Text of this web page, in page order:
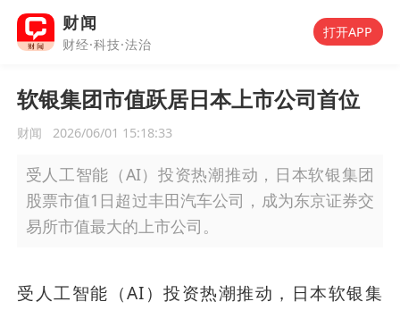
财闻
财经·科技·法治
打开APP
软银集团市值跃居日本上市公司首位
财闻 2026/06/01 15:18:33
受人工智能（AI）投资热潮推动，日本软银集团
股票市值1日超过丰田汽车公司，成为东京证券交
易所市值最大的上市公司。
受人工智能（AI）投资热潮推动，日本软银集